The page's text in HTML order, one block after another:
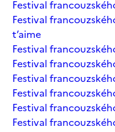
Festival
Festival
t’aime
Festival
Festival
Festival
Festival
Festival
Festival